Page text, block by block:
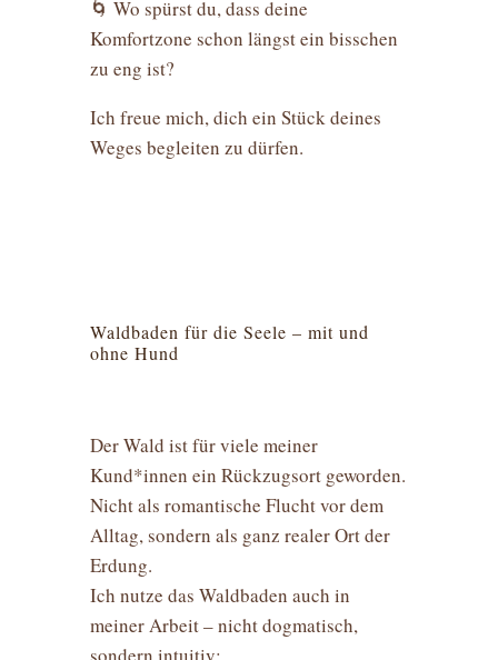
🌀 Wo spürst du, dass deine
Komfortzone schon längst ein bisschen
zu eng ist?
Ich freue mich, dich ein Stück deines
Weges begleiten zu dürfen.
Waldbaden für die Seele – mit und
ohne Hund
Der Wald ist für viele meiner
Kund*innen ein Rückzugsort geworden.
Nicht als romantische Flucht vor dem
Alltag, sondern als ganz realer Ort der
Erdung.
Ich nutze das Waldbaden auch in
meiner Arbeit – nicht dogmatisch,